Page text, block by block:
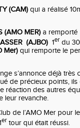
(CAM) qui a réalisé
(AMO MER) a remporté
(AJBO) 1er du
Mer) qui remporte le
s’annonce déjà très
de précieux points, ils
réaction des autres
leur revanche.
de l’AMO Mer pour
er tour qui était réussi.